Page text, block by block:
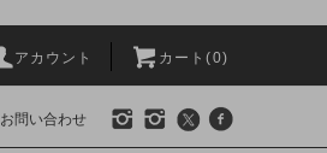
アカウント カート(0)
お問い合わせ